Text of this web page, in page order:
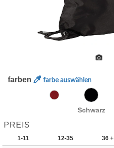
farben farbe auswählen
Schwarz
PREIS
1-11 12-35 36 +